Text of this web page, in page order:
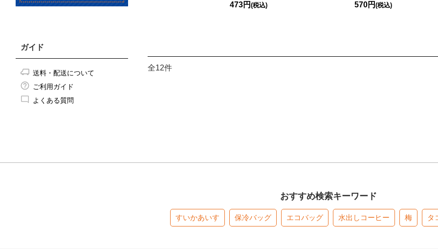
473円 (税込) 570円 (税込)
全12件
ガイド
送料・配送について
ご利用ガイド
よくある質問
おすすめ検索キーワード
すいかあいす 保冷バッグ エコバッグ 水出しコーヒー 梅 タ